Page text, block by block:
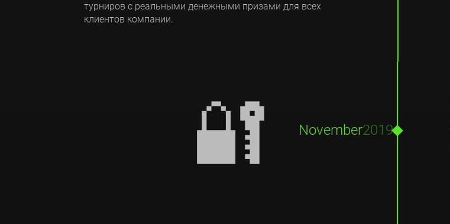
турниров с реальными денежными призами для всех
клиентов компании.
November2019
🔐